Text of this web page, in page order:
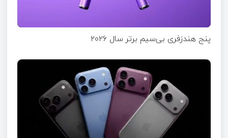
پنج هندزفری بی‌سیم برتر سال ۲۰۲۶